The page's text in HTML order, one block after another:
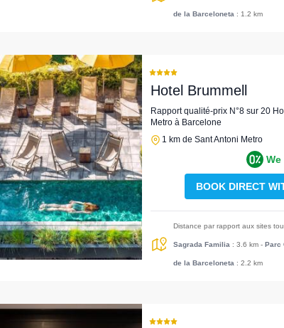
de la Barceloneta : 1.2 km
Hotel Brummell
Rapport qualité-prix N°8 sur 20
Metro à Barcelone
1 km de Sant Antoni Metro
BOOK DIRECT
Distance par rapport aux sites
Sagrada Familia : 3.6 km-Parc
de la Barceloneta : 2.2 km